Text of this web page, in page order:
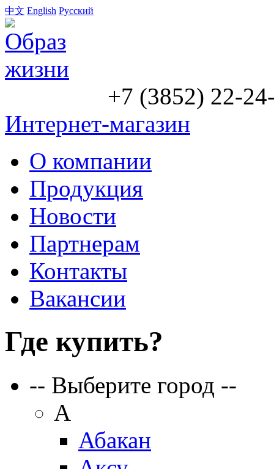
中文 English Русский
+7 (3852) 22-
Интернет-магазин
О компании
Продукция
Новости
Партнерам
Контакты
Вакансии
Где купить?
-- Выберите город --
А
Абакан